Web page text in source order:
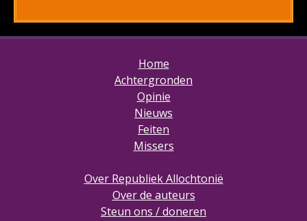
Home
Achtergronden
Opinie
Nieuws
Feiten
Missers
Over Republiek Allochtonië
Over de auteurs
Steun ons / doneren